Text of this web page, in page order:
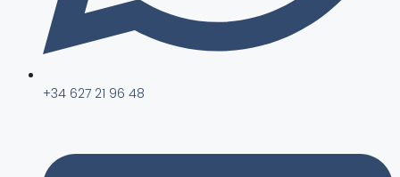
+34 627 21 96 48